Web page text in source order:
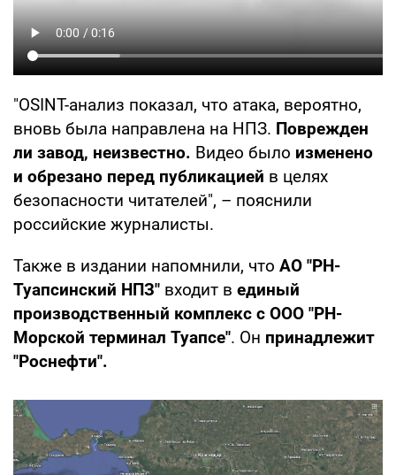
"OSINT-анализ показал, что атака, вероятно,
вновь была направлена на НПЗ. Поврежден
ли завод, неизвестно. Видео было изменено
и обрезано перед публикацией в целях
безопасности читателей", – пояснили
российские журналисты.
Также в издании напомнили, что АО "РН-
Туапсинский НПЗ" входит в единый
производственный комплекс с ООО "РН-
Морской терминал Туапсе". Он принадлежит
"Роснефти".